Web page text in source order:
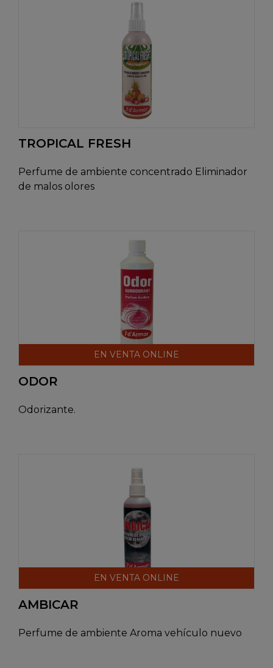
TROPICAL FRESH
Perfume de ambiente concentrado Eliminador
de malos olores
EN VENTA ONLINE
ODOR
Odorizante.
EN VENTA ONLINE
AMBICAR
Perfume de ambiente Aroma vehículo nuevo